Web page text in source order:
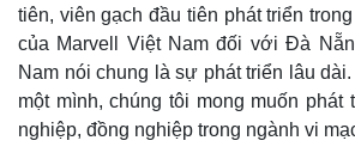
tiên, viên gạch đầu tiên phát triển
của Marvell Việt Nam đối với Đà
Nam nói chung là sự phát triển lâu
một mình, chúng tôi mong muốn phát
nghiệp, đồng nghiệp trong ngành vi